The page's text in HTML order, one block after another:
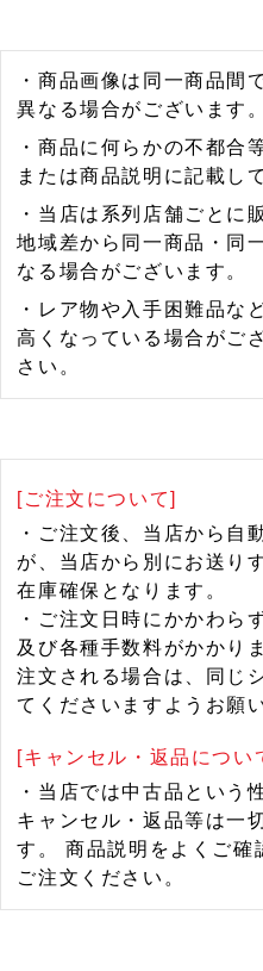
・商品画像は同一商品間
異なる場合がございます。
・商品に何らかの不都合
または商品説明に記載し
・当店は系列店舗ごとに
地域差から同一商品・同
なる場合がございます。
・レア物や入手困難品な
高くなっている場合がご
さい。
[ご注文について]
・ご注文後、当店から自
が、当店から別にお送り
在庫確保となります。
・ご注文日時にかかわら
及び各種手数料がかかり
注文される場合は、同じ
てくださいますようお願
[キャンセル・返品につい
・当店では中古品という
キャンセル・返品等は一
す。 商品説明をよくご確
ご注文ください。